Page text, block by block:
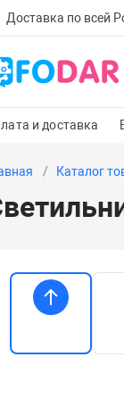
Доставка по всей
и доставка
транспорт
игры
Каталог